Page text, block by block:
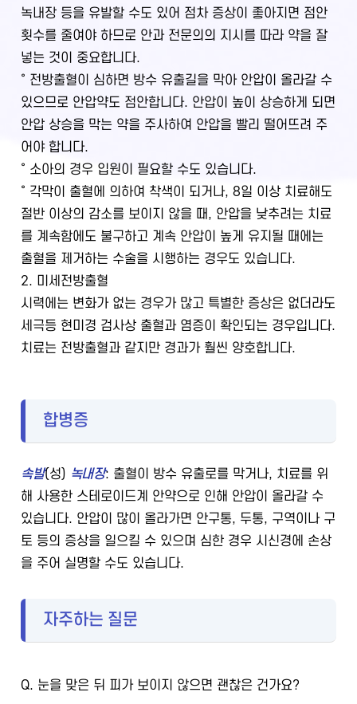
녹내장 등을 유발할 수도 있어 점차 증상이 좋아지면 점안
횟수를 줄여야 하므로 안과 전문의의 지시를 따라 약을 잘
넣는 것이 중요합니다.
˚ 전방출혈이 심하면 방수 유출길을 막아 안압이 올라갈 수
있으므로 안압약도 점안합니다. 안압이 높이 상승하게 되면
안압 상승을 막는 약을 주사하여 안압을 빨리 떨어뜨려 주
어야 합니다.
˚ 소아의 경우 입원이 필요할 수도 있습니다.
˚ 각막이 출혈에 의하여 착색이 되거나, 8일 이상 치료해도
절반 이상의 감소를 보이지 않을 때, 안압을 낮추려는 치료
를 계속함에도 불구하고 계속 안압이 높게 유지될 때에는
출혈을 제거하는 수술을 시행하는 경우도 있습니다.
2. 미세전방출혈
시력에는 변화가 없는 경우가 많고 특별한 증상은 없더라도
세극등 현미경 검사상 출혈과 염증이 확인되는 경우입니다.
치료는 전방출혈과 같지만 경과가 훨씬 양호합니다.
합병증
속발(성) 녹내장: 출혈이 방수 유출로를 막거나, 치료를 위
해 사용한 스테로이드계 안약으로 인해 안압이 올라갈 수
있습니다. 안압이 많이 올라가면 안구통, 두통, 구역이나 구
토 등의 증상을 일으킬 수 있으며 심한 경우 시신경에 손상
을 주어 실명할 수도 있습니다.
자주하는 질문
Q. 눈을 맞은 뒤 피가 보이지 않으면 괜찮은 건가요?